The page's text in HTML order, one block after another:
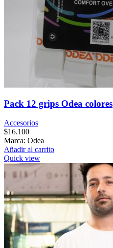
Pack 12 grips Odea colores
Accesorios
$16.100
Marca: Odea
Añadir al carrito
Quick view